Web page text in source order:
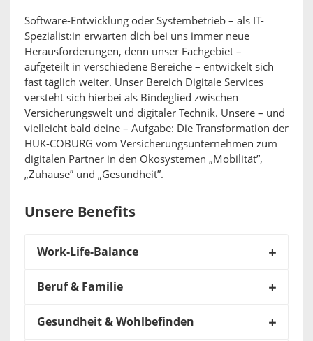
Software-Entwicklung oder Systembetrieb – als IT-
Spezialist:in erwarten dich bei uns immer neue
Herausforderungen, denn unser Fachgebiet –
aufgeteilt in verschiedene Bereiche – entwickelt sich
fast täglich weiter. Unser Bereich Digitale Services
versteht sich hierbei als Bindeglied zwischen
Versicherungswelt und digitaler Technik. Unsere – und
vielleicht bald deine – Aufgabe: Die Transformation der
HUK-COBURG vom Versicherungsunternehmen zum
digitalen Partner in den Ökosystemen „Mobilität”,
„Zuhause” und „Gesundheit”.
Unsere Benefits
Work-Life-Balance
Beruf & Familie
Gesundheit & Wohlbefinden